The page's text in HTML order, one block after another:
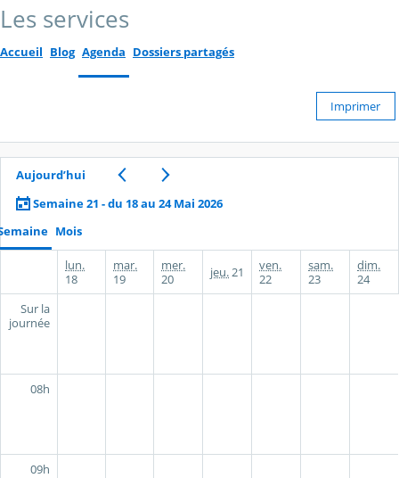
Les services
Accueil Blog Agenda Dossiers partagés
Imprimer
Aujourd’hui
Semaine 21 - du 18 au 24 Mai 2026
Mois
lun.
18
mar.
19
mer.
20
jeu. 21
ven.
22
sam.
23
dim.
24
Sur la
journée
08h
09h